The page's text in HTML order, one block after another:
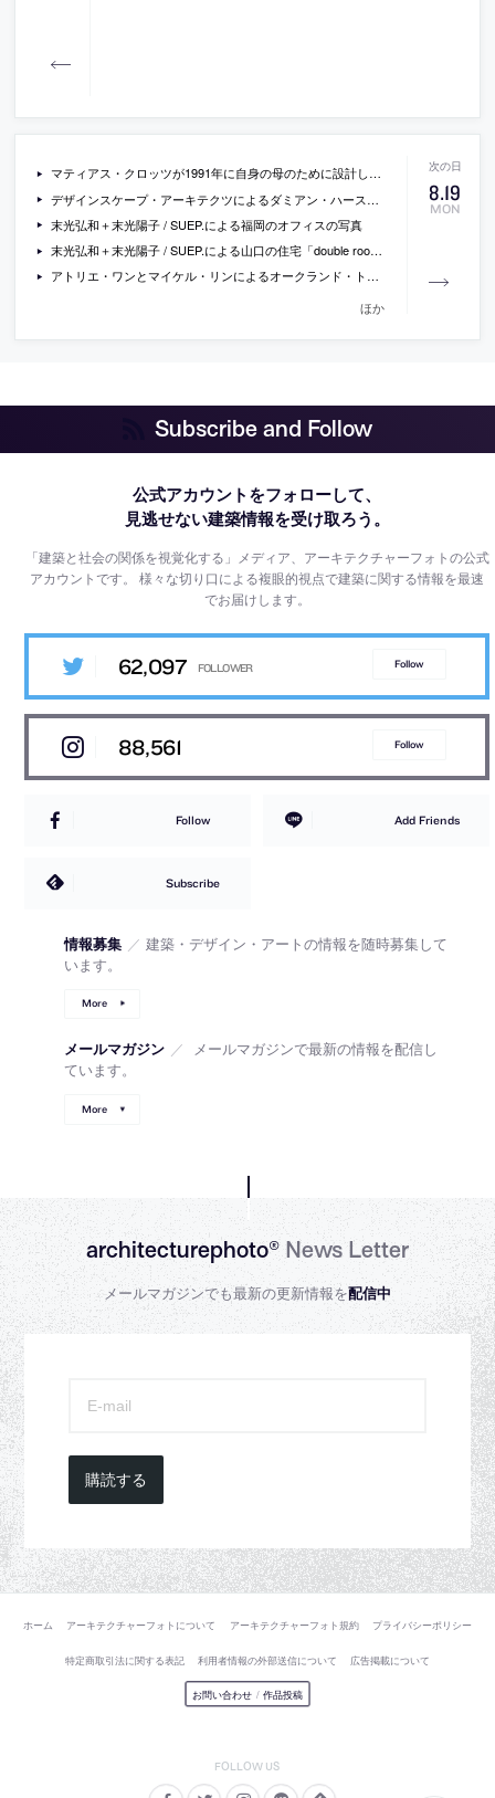
8.19
MON
マティアス・クロッツが1991年に自身の母のために設計した住宅「Casa Klotz」の写真
デザインスケープ・アーキテクツによるダミアン・ハースのためのサイエンス・スタジオの写真など
末光弘和＋末光陽子 / SUEP.による福岡のオフィスの写真
末光弘和＋末光陽子 / SUEP.による山口の住宅「double roof house」の写真
アトリエ・ワンとマイケル・リンによるオークランド・トリエンナーレでのインスタレーションの写真
ほか
Subscribe and Follow
公式アカウントをフォローして、
見逃せない建築情報を受け取ろう。
「建築と社会の関係を視覚化する」メディア、アーキテクチャーフォトの公式
アカウントです。様々な切り口による複眼的視点で建築に関する情報を最速
でお届けします。
62,097 Follow
88,561 Follow
Follow Add Friends
Subscribe
情報募集 ／ 建築・デザイン・アートの情報を随時募集して
います。
More
メールマガジン ／
メールマガジンで最新の情報を配信し
ています。
More
architecturephoto®News Letter
メールマガジンでも最新の更新情報を配信中
購読する
ホーム アーキテクチャーフォトについて アーキテクチャーフォト規約 プライバシーポリシー
特定商取引法に関する表記 利用者情報の外部送信について 広告掲載について
お問い合わせ / 作品投稿